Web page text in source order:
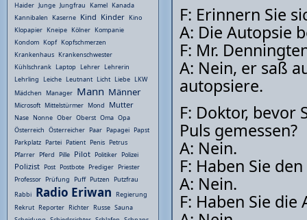
F: Erinnern Sie
A: Die Autopsie
F: Mr.
A: Nein, er saß
autopsiere.
F: Doktor, bevor
Puls gemessen?
A: Nein.
F: Haben Sie
A: Nein.
F: Haben Sie
Haider Junge Jungfrau Kamel Kanada
Kannibalen Kaserne Kind Kinder Kino
Klopapier Kneipe Kölner Kompanie
Kondom Kopf Kopfschmerzen
Krankenhaus Krankenschwester
Kühlschrank Laptop Lehrer Lehrerin
Lehrling Leiche Leutnant Licht Liebe LKW
Mädchen Manager Mann Männer
Microsoft Mittelstürmer Mond Mutter
Nase Nonne Ober Oberst Oma Opa
Österreich Österreicher Paar Papagei Papst
Parkplatz Partei Patient Penis Petrus
Pfarrer Pferd Pille Pilot Politiker Polizei
Polizist Post Postbote Prediger Priester
Professor Prüfung Puff Putzen Putzfrau
Rabbi Radio Eriwan Regierung
Rekrut Reporter Richter Russe Sauna